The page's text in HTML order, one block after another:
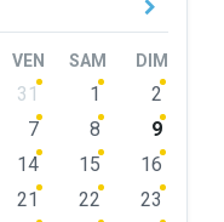
VEN SAM DIM
31 1
2
7 8
9
14 15
16
21 22
23